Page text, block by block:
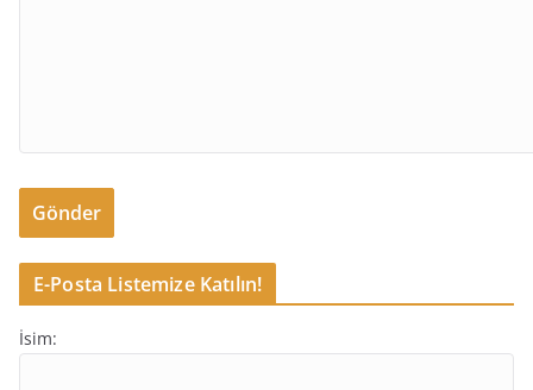
Gönder
E-Posta Listemize Katılın!
İsim: